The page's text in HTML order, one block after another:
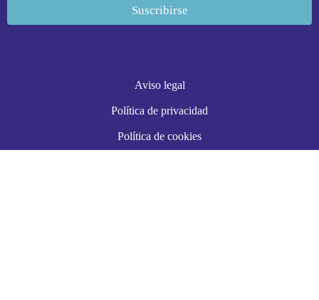
Aviso legal
Política de privacidad
Política de cookies